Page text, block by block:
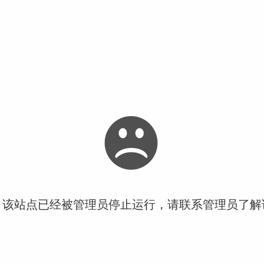
站点已经被管理员停止运行，请联系管理员了